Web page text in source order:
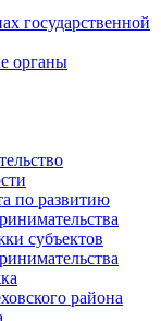
государственной
органы
по развитию
субъектов
района